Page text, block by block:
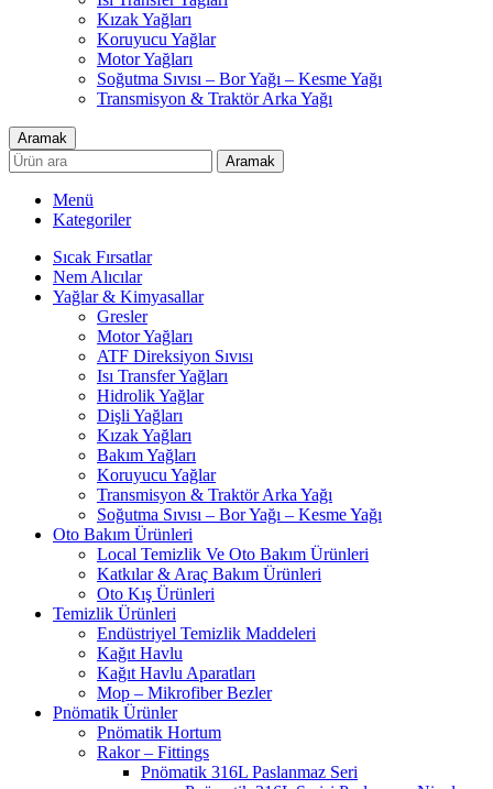
Kızak Yağları
Koruyucu Yağlar
Motor Yağları
Soğutma Sıvısı – Bor Yağı – Kesme Yağı
Transmisyon & Traktör Arka Yağı
Aramak
Aramak
Menü
Kategoriler
Sıcak Fırsatlar
Nem Alıcılar
Yağlar & Kimyasallar
Gresler
Motor Yağları
ATF Direksiyon Sıvısı
Isı Transfer Yağları
Hidrolik Yağlar
Dişli Yağları
Kızak Yağları
Bakım Yağları
Koruyucu Yağlar
Transmisyon & Traktör Arka Yağı
Soğutma Sıvısı – Bor Yağı – Kesme Yağı
Oto Bakım Ürünleri
Local Temizlik Ve Oto Bakım Ürünleri
Katkılar & Araç Bakım Ürünleri
Oto Kış Ürünleri
Temizlik Ürünleri
Endüstriyel Temizlik Maddeleri
Kağıt Havlu
Kağıt Havlu Aparatları
Mop – Mikrofiber Bezler
Pnömatik Ürünler
Pnömatik Hortum
Rakor – Fittings
Pnömatik 316L Paslanmaz Seri